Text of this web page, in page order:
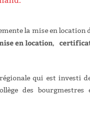
la mise en location
en location,
qui est investi
des bourgmestres